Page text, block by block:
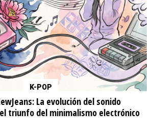
K-POP
La evolución del sonido
triunfo del minimalismo electrónico